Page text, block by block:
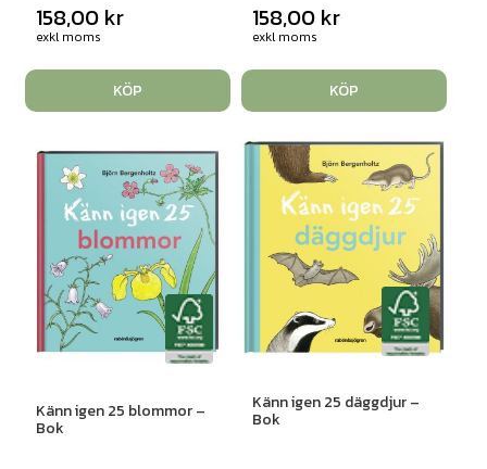
158,00 kr
exkl moms
KÖP
158,00 kr
exkl moms
KÖP
Känn igen 25 blommor –
Bok
Känn igen 25 däggdjur –
Bok